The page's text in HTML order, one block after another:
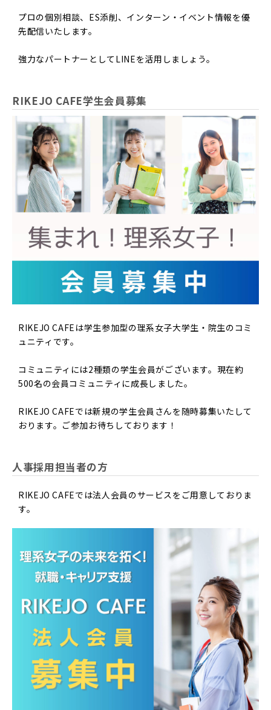
プロの個別相談、ES添削、インターン・イベント情報を優
先配信いたします。
強力なパートナーとしてLINEを活用しましょう。
RIKEJO CAFE学生会員募集
RIKEJO CAFEは学生参加型の理系女子大学生・院生のコミ
ュニティです。
コミュニティには2種類の学生会員がございます。現在約
500名の会員コミュニティに成長しました。
RIKEJO CAFEでは新規の学生会員さんを随時募集いたして
おります。ご参加お待ちしております！
人事採用担当者の方
RIKEJO CAFEでは法人会員のサービスをご用意しておりま
す。